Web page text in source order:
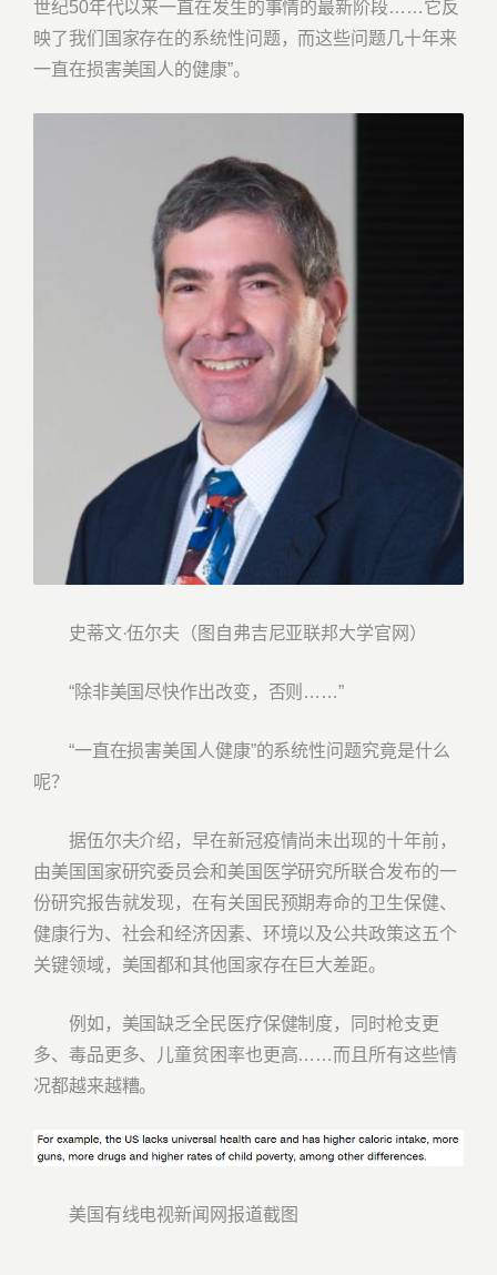
世纪50年代以来一直在发生的事情的最新阶段……它反
映了我们国家存在的系统性问题，而这些问题几十年来
一直在损害美国人的健康”。
史蒂文·伍尔夫（图自弗吉尼亚联邦大学官网）
“除非美国尽快作出改变，否则……”
“一直在损害美国人健康”的系统性问题究竟是什么
呢？
据伍尔夫介绍，早在新冠疫情尚未出现的十年前，
由美国国家研究委员会和美国医学研究所联合发布的一
份研究报告就发现，在有关国民预期寿命的卫生保健、
健康行为、社会和经济因素、环境以及公共政策这五个
关键领域，美国都和其他国家存在巨大差距。
例如，美国缺乏全民医疗保健制度，同时枪支更
多、毒品更多、儿童贫困率也更高……而且所有这些情
况都越来越糟。
美国有线电视新闻网报道截图